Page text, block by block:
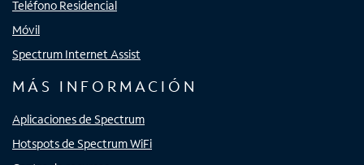
Teléfono Residencial
Móvil
Spectrum Internet Assist
MÁS INFORMACIÓN
Aplicaciones de Spectrum
Hotspots de Spectrum WiFi